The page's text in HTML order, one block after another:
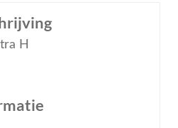
H